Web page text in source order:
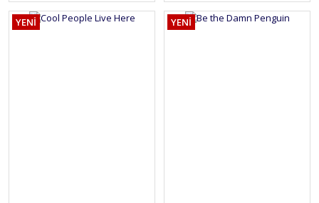
YENİ YENİ